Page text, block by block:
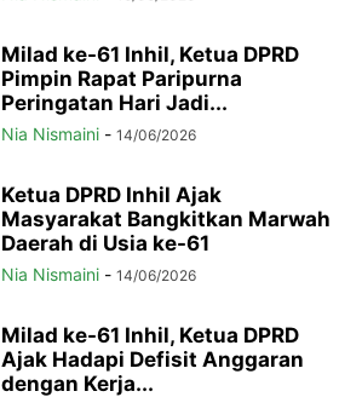
Milad ke-61 Inhil, Ketua DPRD
Pimpin Rapat Paripurna
Peringatan Hari Jadi...
Nia Nismaini - 14/06/2026
Ketua DPRD Inhil Ajak
Masyarakat Bangkitkan Marwah
Daerah di Usia ke-61
Nia Nismaini - 14/06/2026
Milad ke-61 Inhil, Ketua DPRD
Ajak Hadapi Defisit Anggaran
dengan Kerja...